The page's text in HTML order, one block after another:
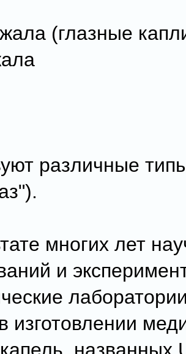
(глазные
различные
многих лет
и
изготовлении